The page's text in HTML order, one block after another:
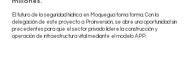
millones.
El futuro de la seguridad hídrica en Moquegua toma forma. Con la
delegación de este proyecto a Proinversión, se abre una oportunidad sin
precedentes para que el sector privado lidere la construcción y
operación de infraestructura vital mediante el modelo APP.